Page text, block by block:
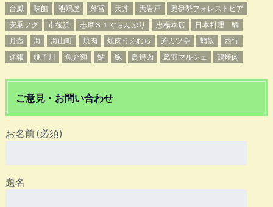
台風
味館 地鶏屋 外宮 天丼 天岩戸
奥伊勢フォレストピア
安乗フグ
市後浜 志摩Ｓ１ぐらんぷり 忠楊本店
日本料理 鯛
月壺
海 海山町 焼肉 焼肉うえむら 芳カツ亭 蛸飯
西行
速報
銚子川 魚介類 鮎 鮑 鳥焼肉 鳥羽マルシェ 鶏焼肉
ご意見・お問い合わせ
お名前 (必須)
題名